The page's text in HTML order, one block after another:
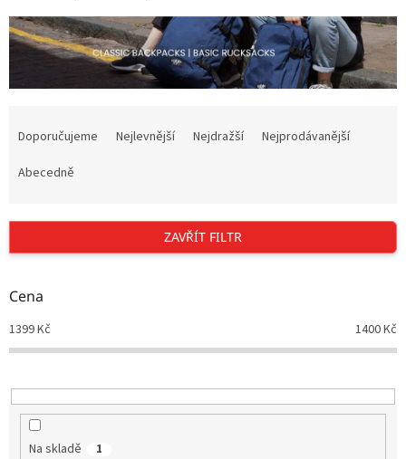
r
d
k
t
Doporučujeme Nejlevnější Nejdražší
Nejprodávanější
Abecedně
ZAVŘÍT FILTR
Cena
1399Kč 1400Kč
Na skladě 1